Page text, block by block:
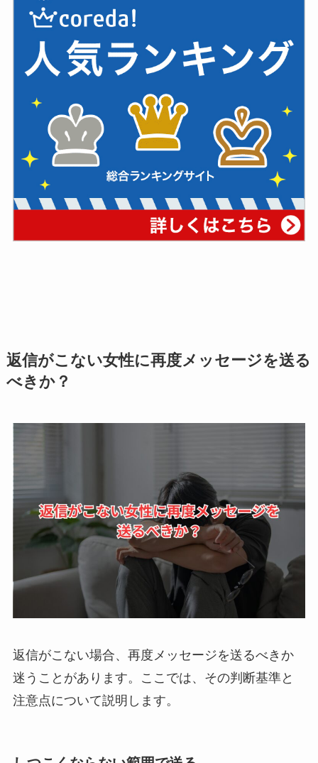
返信がこない女性に再度メッセージを送る
べきか？
返信がこない場合、再度メッセージを送るべきか
迷うことがあります。ここでは、その判断基準と
注意点について説明します。